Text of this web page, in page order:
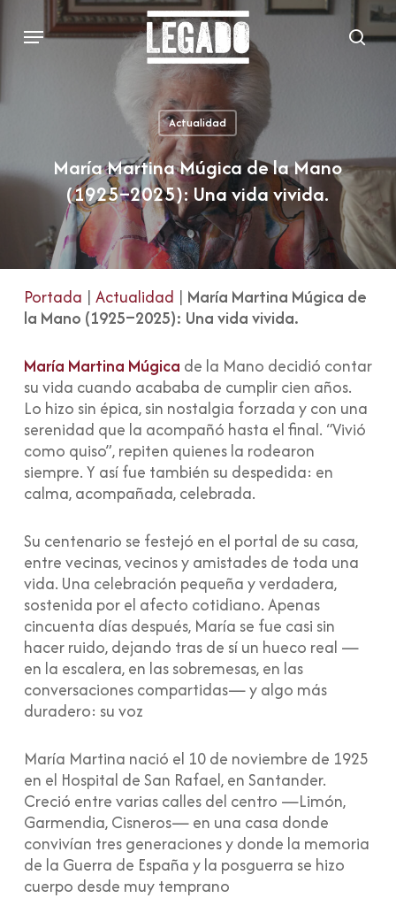
Menu
Actualidad
María Martina Múgica de la Mano
(1925–2025): Una vida vivida.
Portada | Actualidad | María Martina Múgica de
la Mano (1925–2025): Una vida vivida.
María Martina Múgica de la Mano decidió contar
su vida cuando acababa de cumplir cien años.
Lo hizo sin épica, sin nostalgia forzada y con una
serenidad que la acompañó hasta el final. “Vivió
como quiso”, repiten quienes la rodearon
siempre. Y así fue también su despedida: en
calma, acompañada, celebrada.
Su centenario se festejó en el portal de su casa,
entre vecinas, vecinos y amistades de toda una
vida. Una celebración pequeña y verdadera,
sostenida por el afecto cotidiano. Apenas
cincuenta días después, María se fue casi sin
hacer ruido, dejando tras de sí un hueco real —
en la escalera, en las sobremesas, en las
conversaciones compartidas— y algo más
duradero: su voz
María Martina nació el 10 de noviembre de 1925
en el Hospital de San Rafael, en Santander.
Creció entre varias calles del centro —Limón,
Garmendia, Cisneros— en una casa donde
convivían tres generaciones y donde la memoria
de la Guerra de España y la posguerra se hizo
cuerpo desde muy temprano